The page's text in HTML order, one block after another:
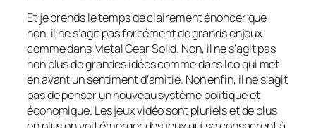
Et je prends le temps de clairement énoncer que
non, il ne s’agit pas forcément de grands enjeux
comme dansMetal Gear Solid. Non, il ne s’agit pas
non plus de grandes idées comme dansIcoqui met
en avant un sentiment d’amitié. Non enfin, il ne s’agit
pas de penser un nouveau système politique et
économique. Les jeux vidéo sont pluriels et de plus